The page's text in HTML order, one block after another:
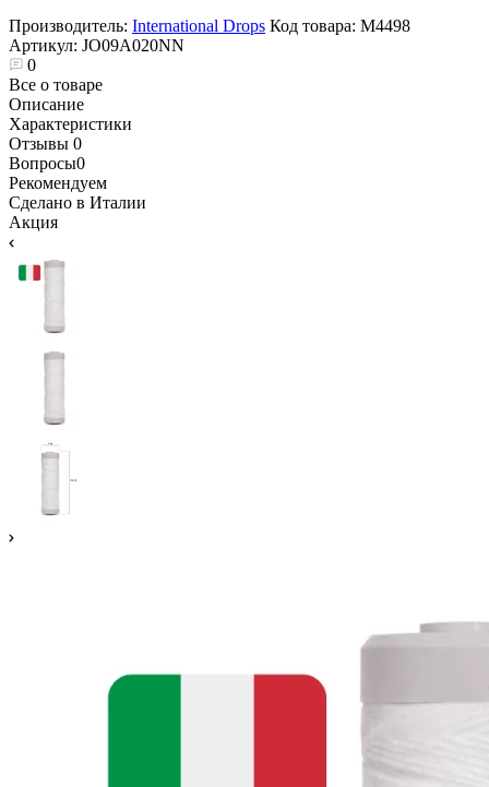
Производитель: International Drops Код товара: М4498
Артикул: JO09A020NN
0
Все о товаре
Описание
Характеристики
Отзывы 0
Вопросы0
Рекомендуем
Сделано в Италии
Акция